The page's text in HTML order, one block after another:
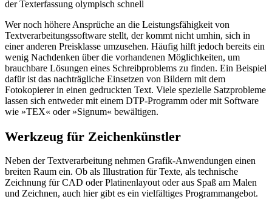
der Texterfassung olympisch schnell
Wer noch höhere Ansprüche an die Leistungsfähigkeit von
Textverarbeitungssoftware stellt, der kommt nicht umhin, sich in
einer anderen Preisklasse umzusehen. Häufig hilft jedoch bereits ein
wenig Nachdenken über die vorhandenen Möglichkeiten, um
brauchbare Lösungen eines Schreibproblems zu finden. Ein Beispiel
dafür ist das nachträgliche Einsetzen von Bildern mit dem
Fotokopierer in einen gedruckten Text. Viele spezielle Satzprobleme
lassen sich entweder mit einem DTP-Programm oder mit Software
wie »TEX« oder »Signum« bewältigen.
Werkzeug für Zeichenkünstler
Neben der Textverarbeitung nehmen Grafik-Anwendungen einen
breiten Raum ein. Ob als Illustration für Texte, als technische
Zeichnung für CAD oder Platinenlayout oder aus Spaß am Malen
und Zeichnen, auch hier gibt es ein vielfältiges Programmangebot.